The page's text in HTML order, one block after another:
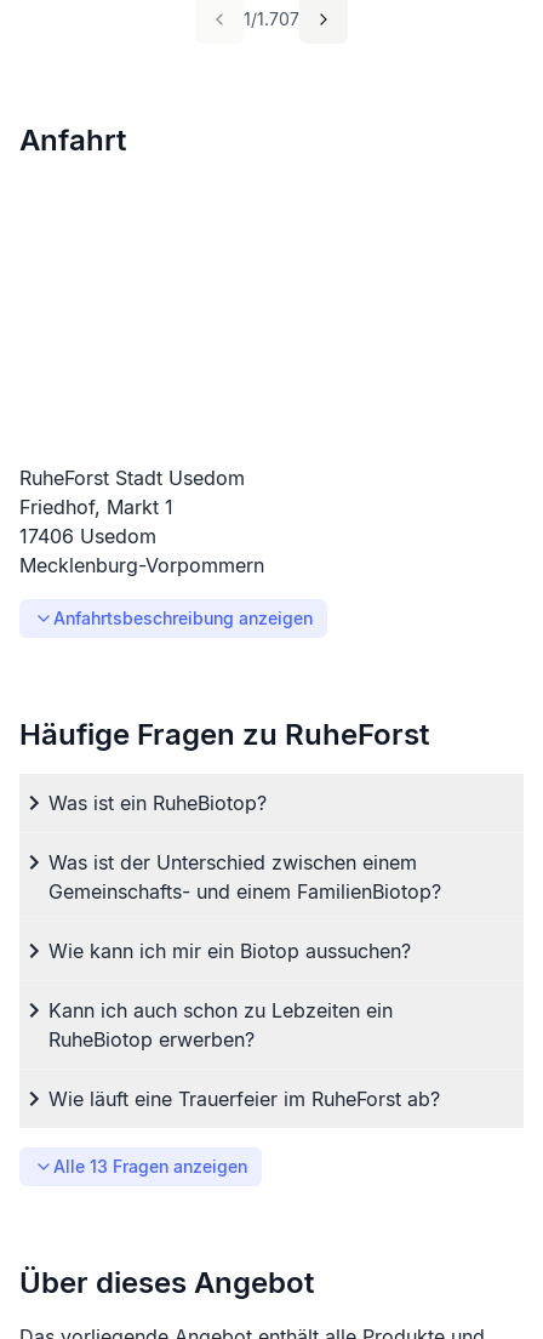
1/1.707
Anfahrt
RuheForst Stadt Usedom
Friedhof, Markt 1
17406 Usedom
Mecklenburg-Vorpommern
Anfahrtsbeschreibung anzeigen
Häufige Fragen zu RuheForst
Was ist ein RuheBiotop?
Was ist der Unterschied zwischen einem
Gemeinschafts- und einem FamilienBiotop?
Wie kann ich mir ein Biotop aussuchen?
Kann ich auch schon zu Lebzeiten ein
RuheBiotop erwerben?
Wie läuft eine Trauerfeier im RuheForst ab?
Alle 13 Fragen anzeigen
Über dieses Angebot